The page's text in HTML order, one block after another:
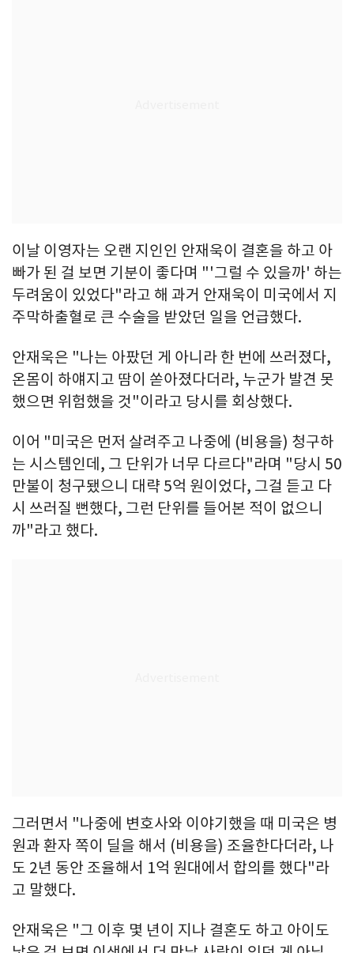
이날 이영자는 오랜 지인인 안재욱이 결혼을 하고 아
빠가 된 걸 보면 기분이 좋다며 "'그럴 수 있을까' 하는
두려움이 있었다"라고 해 과거 안재욱이 미국에서 지
주막하출혈로 큰 수술을 받았던 일을 언급했다.
안재욱은 "나는 아팠던 게 아니라 한 번에 쓰러졌다,
온몸이 하얘지고 땀이 쏟아졌다더라, 누군가 발견 못
했으면 위험했을 것"이라고 당시를 회상했다.
이어 "미국은 먼저 살려주고 나중에 (비용을) 청구하
는 시스템인데, 그 단위가 너무 다르다"라며 "당시 50
만불이 청구됐으니 대략 5억 원이었다, 그걸 듣고 다
시 쓰러질 뻔했다, 그런 단위를 들어본 적이 없으니
까"라고 했다.
그러면서 "나중에 변호사와 이야기했을 때 미국은 병
원과 환자 쪽이 딜을 해서 (비용을) 조율한다더라, 나
도 2년 동안 조율해서 1억 원대에서 합의를 했다"라
고 말했다.
안재욱은 "그 이후 몇 년이 지나 결혼도 하고 아이도